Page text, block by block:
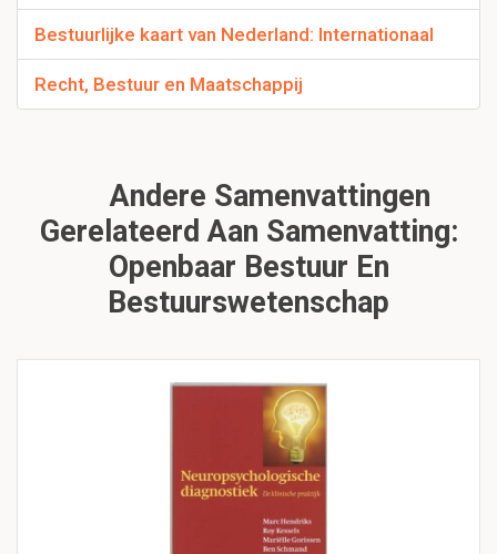
Bestuurlijke kaart van Nederland: Internationaal
Recht, Bestuur en Maatschappij
Andere Samenvattingen
Gerelateerd Aan Samenvatting:
Openbaar Bestuur En
Bestuurswetenschap